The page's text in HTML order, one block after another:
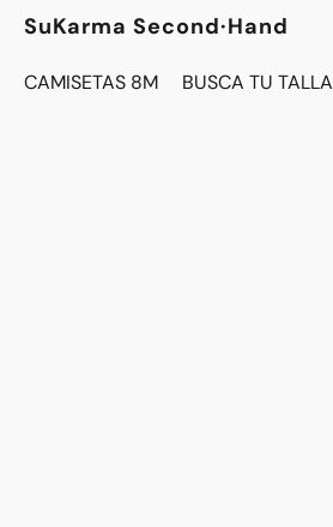
SuKarma Second·Hand
CAMISETAS 8M BUSCA TU TALLA